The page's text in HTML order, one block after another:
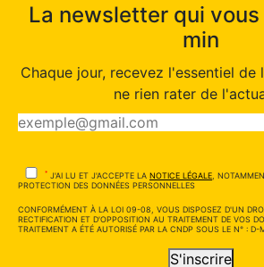
La newsletter qui
min
Chaque jour, recevez l'essentiel
ne rien rater de
* J'AI LU ET J'ACCEPTE LA NOTICE LÉGALE ,
PROTECTION DES DONNÉES PERSONNELLES
CONFORMÉMENT À LA LOI 09-08, VOUS DISPOSEZ D'UN
RECTIFICATION ET D'OPPOSITION AU TRAITEMENT DE VOS
TRAITEMENT A ÉTÉ AUTORISÉ PAR LA CNDP SOUS LE N° : D-
S'inscrire